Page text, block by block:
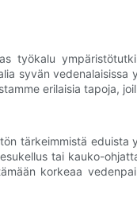
työkalu
syvän
erilaisia ​​tapoja,
tärkeimmistä
tai kauko-
korkeaa